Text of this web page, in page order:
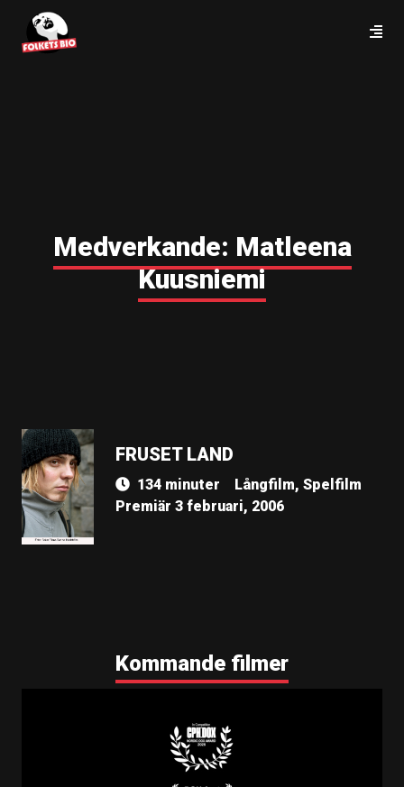
Medverkande: Matleena
Kuusniemi
FRUSET LAND
134 minuter
Långfilm, Spelfilm
Premiär 3 februari, 2006
Kommande filmer